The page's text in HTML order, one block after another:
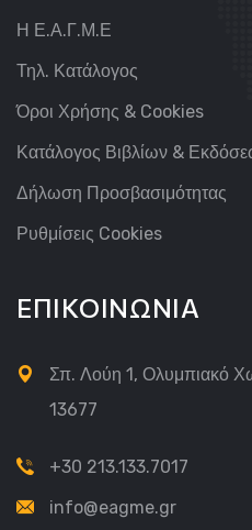
Η Ε.Α.Γ.Μ.Ε
Τηλ. Κατάλογος
Όροι Χρήσης & Cookies
Κατάλογος Βιβλίων &
Δήλωση Προσβασιμότητας
Ρυθμίσεις Cookies
ΕΠΙΚΟΙΝΩΝΙΑ
Σπ. Λούη 1, Ολυμπιακό
13677
+30 213.133.7017
info@eagme.gr